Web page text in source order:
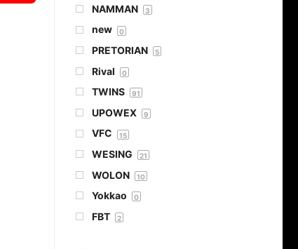
NAMMAN 3
new 0
PRETORIAN 5
Rival 0
TWINS 91
UPOWEX 9
VFC 15
WESING 21
WOLON 10
Yokkao 0
FBT 2